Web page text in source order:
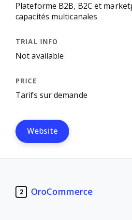
Plateforme B2B, B2C et
capacités multicanales
Not available
Tarifs sur demande
Website
2 OroCommerce